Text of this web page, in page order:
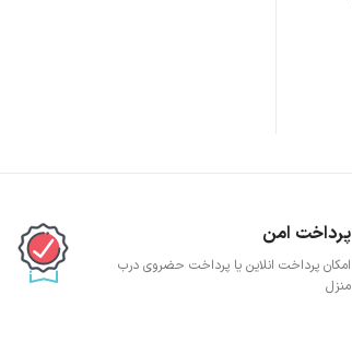
پرداخت امن
امکان پرداخت انلاین یا پرداخت حضروی درب
منزل